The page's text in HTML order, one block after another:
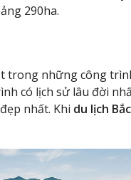
290ha.
trong những công
có lịch sử lâu đời
nhất. Khi du lịch